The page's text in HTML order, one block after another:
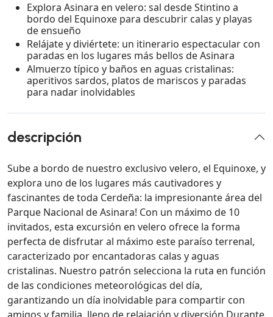
Explora Asinara en velero: sal desde Stintino a
bordo del Equinoxe para descubrir calas y playas
de ensueño
Relájate y diviértete: un itinerario espectacular con
paradas en los lugares más bellos de Asinara
Almuerzo típico y baños en aguas cristalinas:
aperitivos sardos, platos de mariscos y paradas
para nadar inolvidables
descripción
Sube a bordo de nuestro exclusivo velero, el Equinoxe, y
explora uno de los lugares más cautivadores y
fascinantes de toda Cerdeña: la impresionante área del
Parque Nacional de Asinara! Con un máximo de 10
invitados, esta excursión en velero ofrece la forma
perfecta de disfrutar al máximo este paraíso terrenal,
caracterizado por encantadoras calas y aguas
cristalinas. Nuestro patrón selecciona la ruta en función
de las condiciones meteorológicas del día,
garantizando un día inolvidable para compartir con